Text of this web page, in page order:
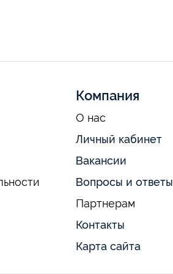
Компания
О нас
Личный кабинет
Вакансии
Вопросы и ответы
Партнерам
Контакты
Карта сайта